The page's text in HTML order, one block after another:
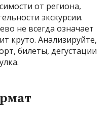
от региона,
экскурсии.
не всегда означает
круто. Анализируйте,
билеты, дегустации